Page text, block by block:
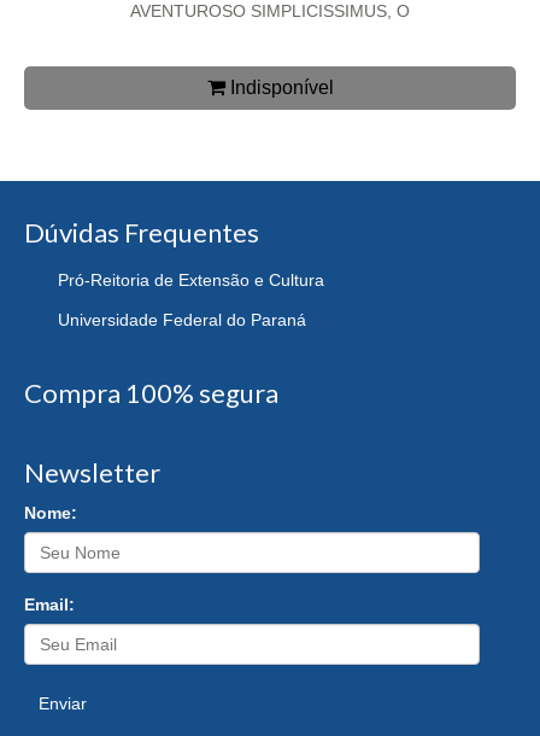
AVENTUROSO SIMPLICISSIMUS, O
Indisponível
Dúvidas Frequentes
Pró-Reitoria de Extensão e Cultura
Universidade Federal do Paraná
Compra 100% segura
Newsletter
Nome:
Email:
Enviar